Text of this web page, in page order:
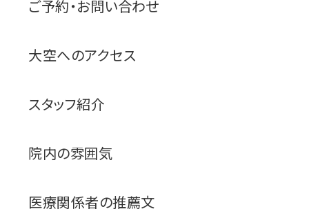
ご予約・お問い合わせ
大空へのアクセス
スタッフ紹介
院内の雰囲気
医療関係者の推薦文